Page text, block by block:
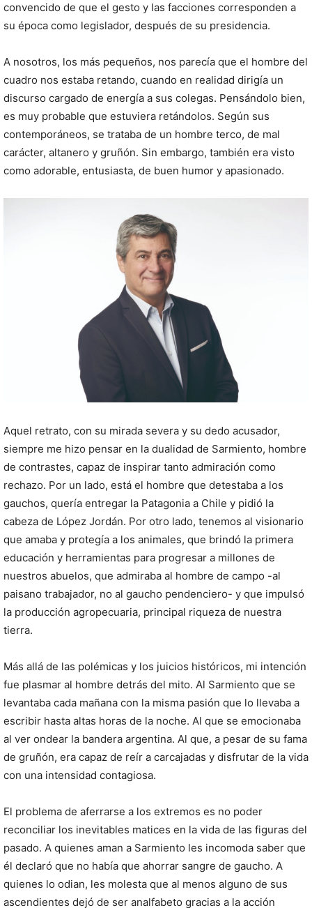
convencido de que el gesto y las facciones corresponden a
su época como legislador, después de su presidencia.
A nosotros, los más pequeños, nos parecía que el hombre del
cuadro nos estaba retando, cuando en realidad dirigía un
discurso cargado de energía a sus colegas. Pensándolo bien,
es muy probable que estuviera retándolos. Según sus
contemporáneos, se trataba de un hombre terco, de mal
carácter, altanero y gruñón. Sin embargo, también era visto
como adorable, entusiasta, de buen humor y apasionado.
Aquel retrato, con su mirada severa y su dedo acusador,
siempre me hizo pensar en la dualidad de Sarmiento, hombre
de contrastes, capaz de inspirar tanto admiración como
rechazo. Por un lado, está el hombre que detestaba a los
gauchos, quería entregar la Patagonia a Chile y pidió la
cabeza de López Jordán. Por otro lado, tenemos al visionario
que amaba y protegía a los animales, que brindó la primera
educación y herramientas para progresar a millones de
nuestros abuelos, que admiraba al hombre de campo -al
paisano trabajador, no al gaucho pendenciero- y que impulsó
la producción agropecuaria, principal riqueza de nuestra
tierra.
Más allá de las polémicas y los juicios históricos, mi intención
fue plasmar al hombre detrás del mito. Al Sarmiento que se
levantaba cada mañana con la misma pasión que lo llevaba a
escribir hasta altas horas de la noche. Al que se emocionaba
al ver ondear la bandera argentina. Al que, a pesar de su fama
de gruñón, era capaz de reír a carcajadas y disfrutar de la vida
con una intensidad contagiosa.
El problema de aferrarse a los extremos es no poder
reconciliar los inevitables matices en la vida de las figuras del
pasado. A quienes aman a Sarmiento les incomoda saber que
él declaró que no había que ahorrar sangre de gaucho. A
quienes lo odian, les molesta que al menos alguno de sus
ascendientes dejó de ser analfabeto gracias a la acción